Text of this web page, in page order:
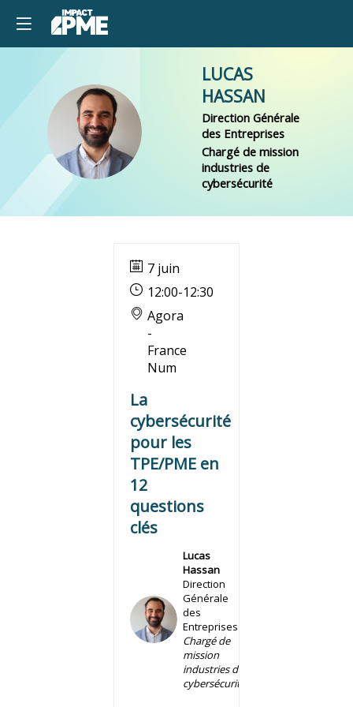
LH
LUCAS
HASSAN
Direction Générale
des Entreprises
Chargé de mission
industries de
cybersécurité
7 juin
12:00-12:30
Agora
-
France
Num
La
cybersécurité
pour les
TPE/PME en
12
questions
clés
LH
Lucas
Hassan
Direction
Générale
des
Entreprises
Chargé de
mission
industries de
cybersécurité